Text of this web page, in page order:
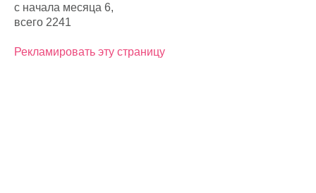
с начала месяца 6,
всего 2241
Рекламировать эту страницу